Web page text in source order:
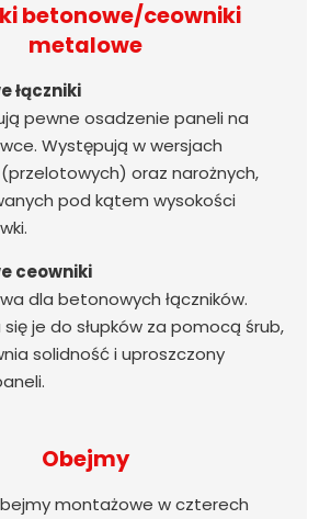
betonowe/ceowniki
metalowe
łączniki
pewne osadzenie paneli na
Występują w wersjach
oraz narożnych,
pod kątem wysokości
ceowniki
dla betonowych łączników.
się je do słupków za pomocą śrub,
solidność i uproszczony
Obejmy
montażowe w czterech